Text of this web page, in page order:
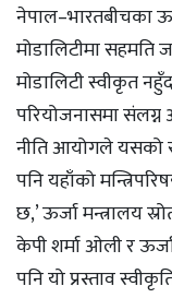
नेपाल–भारतबीचका
मोडालिटीमा सहमति
मोडालिटी स्वीकृत
परियोजनासमा संलग्न
नीति आयोगले यसको
पनि यहाँको
छ,’ ऊर्जा मन्त्रालय
केपी शर्मा ओली र
पनि यो प्रस्ताव